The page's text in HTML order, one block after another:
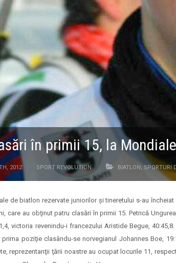
în primii 15, la
2012 SPORT REVOLUTION BIATLON, SPORTURI
de biatlon rezervate juniorilor şi tineretului s-au
care au obţinut patru clasări în primii 15. Petrică
victoria revenindu-i francezului Aristide Begue,
prima poziţie clasându-se norvegianul Johannes Boe,
reprezentanţii ţării noastre au ocupat locurile 11,